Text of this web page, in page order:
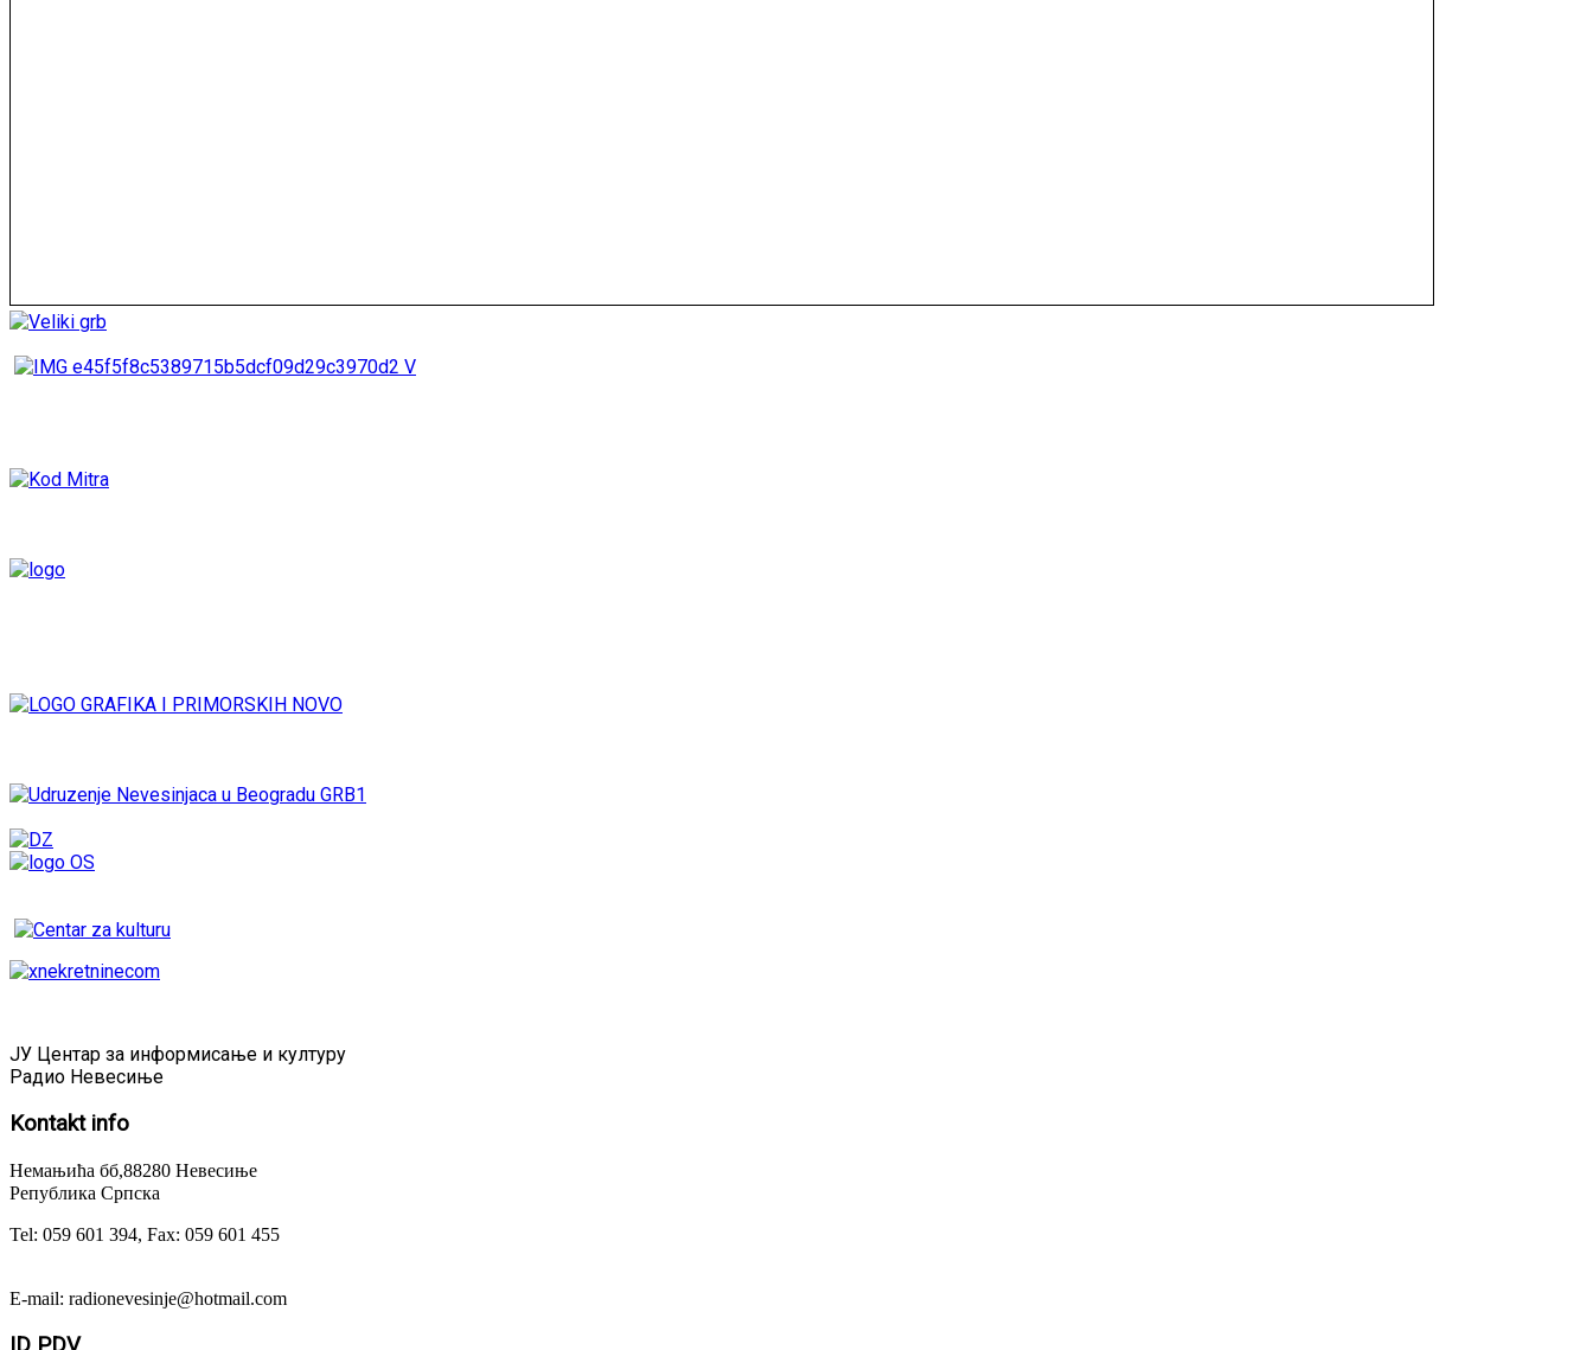
ЈУ Центар за информисање и културу
Радио Невесиње
Kontaktinfo
Немањића бб,88280 Невесиње
Република Српска
Tel: 059 601 394, Fax: 059 601 455
E-mail: radionevesinje@hotmail.com
ID PDV